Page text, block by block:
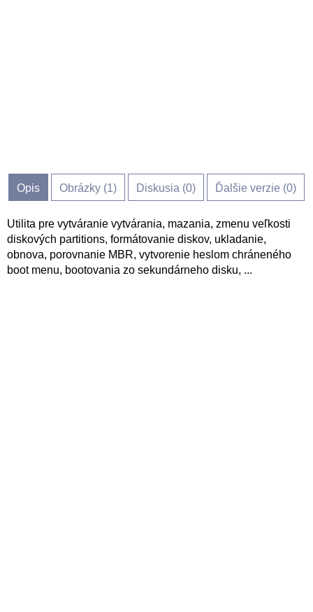
Opis Obrázky (1) Diskusia (0) Ďalšie verzie (0)
Utilita pre vytváranie vytvárania, mazania, zmenu veľkosti
diskových partitions, formátovanie diskov, ukladanie,
obnova, porovnanie MBR, vytvorenie heslom chráneného
boot menu, bootovania zo sekundárneho disku, ...